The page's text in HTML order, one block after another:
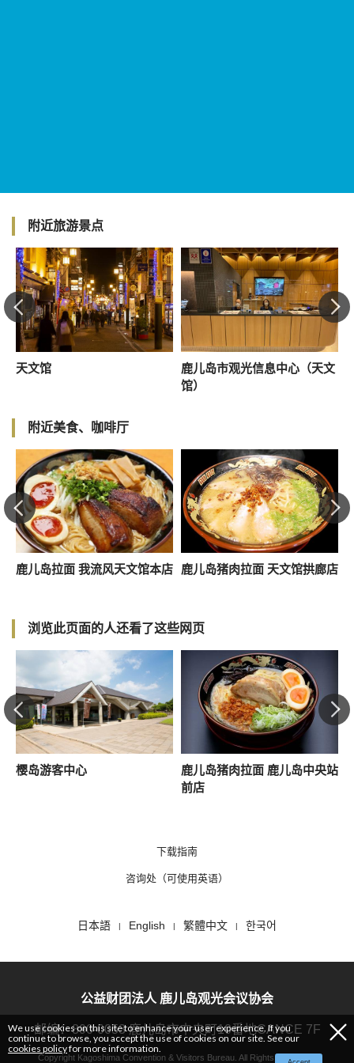
附近旅游景点
天文馆
鹿儿岛市观光信息中心（天文
馆）
附近美食、咖啡厅
鹿儿岛拉面 我流风天文馆本店 鹿儿岛猪肉拉面 天文馆拱廊店
浏览此页面的人还看了这些网页
樱岛游客中心
鹿儿岛猪肉拉面 鹿儿岛中央站
前店
下载指南
咨询处（可使用英语）
日本語 English 繁體中文 한국어
公益财团法人 鹿儿岛观光会议协会
邮编：890-0053 鹿儿岛市中央町10番地CANCE 7F
Copyright Kagoshima Convention & Visitors Bureau. All Rights Reserved.
We use cookies on this site to enhance your user experience. If you
continue to browse, you accept the use of cookies on our site. See our
cookies policyfor more information.